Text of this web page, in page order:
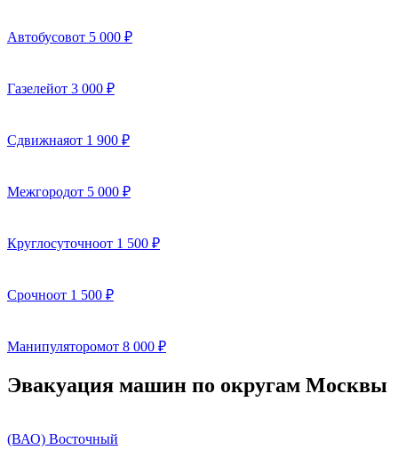
Автобусовот 5 000 ₽
Газелейот 3 000 ₽
Сдвижнаяот 1 900 ₽
Межгородот 5 000 ₽
Круглосуточноот 1 500 ₽
Срочноот 1 500 ₽
Манипуляторомот 8 000 ₽
Эвакуация машин по округам Москвы
(ВАО) Восточный